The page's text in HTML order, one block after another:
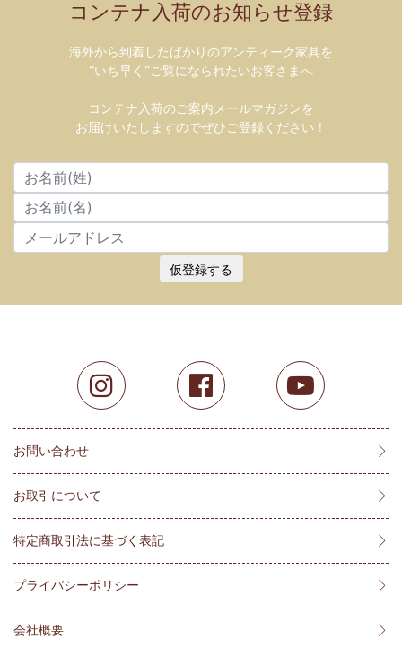
コンテナ入荷のお知らせ登録
海外から到着したばかりのアンティーク家具を
”いち早く”ご覧になられたいお客さまへ
コンテナ入荷のご案内メールマガジンを
お届けいたしますのでぜひご登録ください！
仮登録する
お問い合わせ
お取引について
特定商取引法に基づく表記
プライバシーポリシー
会社概要